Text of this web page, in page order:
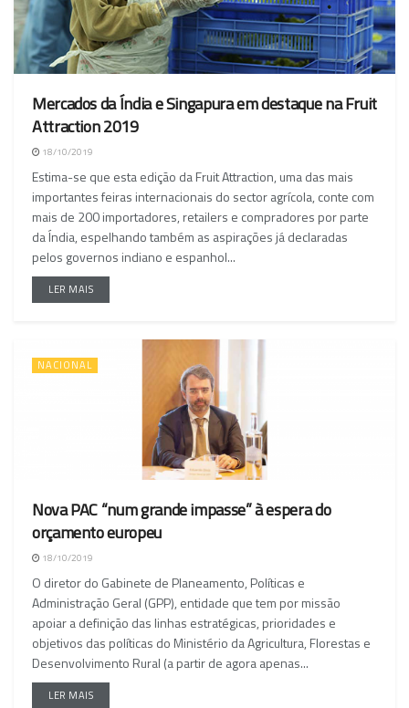
Mercados da Índia e Singapura em destaque na Fruit
Attraction 2019
18/10/2019
Estima-se que esta edição da Fruit Attraction, uma das mais
importantes feiras internacionais do sector agrícola, conte com
mais de 200 importadores, retailers e compradores por parte
da Índia, espelhando também as aspirações já declaradas
pelos governos indiano e espanhol...
LER MAIS
NACIONAL
Nova PAC “num grande impasse” à espera do
orçamento europeu
18/10/2019
O diretor do Gabinete de Planeamento, Políticas e
Administração Geral (GPP), entidade que tem por missão
apoiar a definição das linhas estratégicas, prioridades e
objetivos das políticas do Ministério da Agricultura, Florestas e
Desenvolvimento Rural (a partir de agora apenas...
LER MAIS